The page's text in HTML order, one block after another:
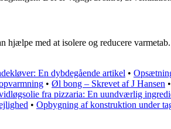
med at isolere og reducere
En dybdegående artikel •
• Øl bong – Skrevet af J Hansen •
fra pizzaria: En uundværlig
• Opbygning af konstruktion under